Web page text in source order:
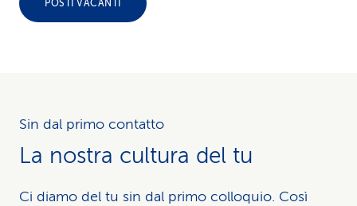
POSTI VACANTI
Sin dal primo contatto
La nostra cultura del tu
Ci diamo del tu sin dal primo colloquio. Così